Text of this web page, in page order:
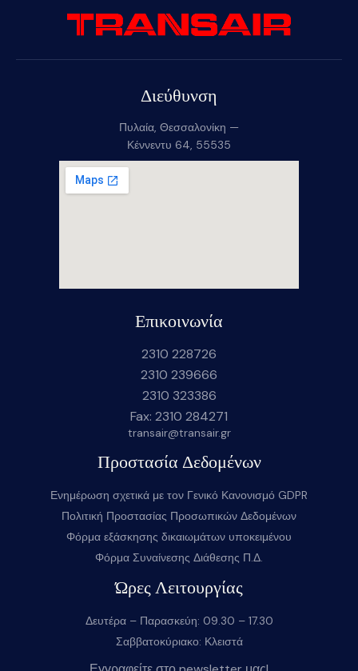
Διεύθυνση
Πυλαία, Θεσσαλονίκη —
Κέννεντυ 64, 55535
Επικοινωνία
2310 228726
2310 239666
2310 323386
Fax: 2310 284271
transair@transair.gr
Προστασία Δεδομένων
Ενημέρωση σχετικά με τον Γενικό Κανονισμό GDPR
Πολιτική Προστασίας Προσωπικών Δεδομένων
Φόρμα εξάσκησης δικαιωμάτων υποκειμένου
Φόρμα Συναίνεσης Διάθεσης Π.Δ.
Ώρες Λειτουργίας
Δευτέρα – Παρασκεύη: 09.30 – 17.30
Σαββατοκύριακο: Κλειστά